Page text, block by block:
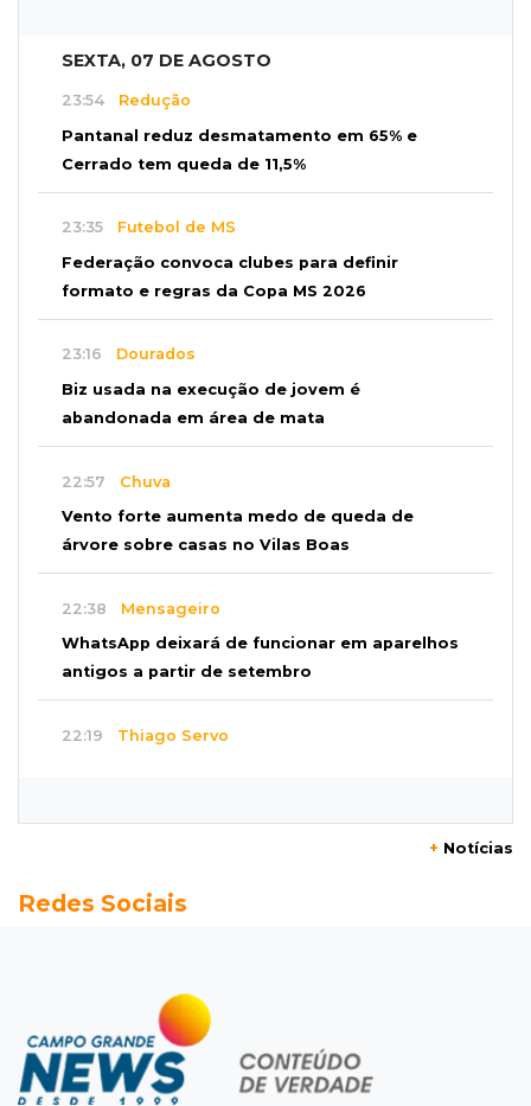
SEXTA, 07 DE AGOSTO
23:54 Redução
Pantanal reduz desmatamento em 65% e
Cerrado tem queda de 11,5%
23:35 Futebol de MS
Federação convoca clubes para definir
formato e regras da Copa MS 2026
23:16 Dourados
Biz usada na execução de jovem é
abandonada em área de mata
22:57 Chuva
Vento forte aumenta medo de queda de
árvore sobre casas no Vilas Boas
22:38 Mensageiro
WhatsApp deixará de funcionar em aparelhos
antigos a partir de setembro
22:19 Thiago Servo
Semana vai começar com 909 novas
Flagrante
Motorista atinge carro parado, perde
retrovisor e foge no Jardim Antártica
+ Notícias
Redes Sociais